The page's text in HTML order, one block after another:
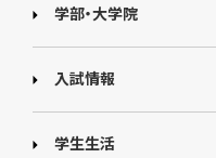
学部・大学院
入試情報
学生生活